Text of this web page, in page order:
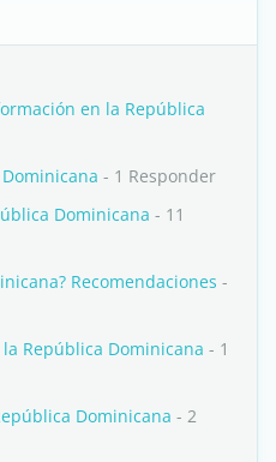
en la República
- 1 Responder
Dominicana - 11
Recomendaciones -
República Dominicana - 1
Dominicana - 2